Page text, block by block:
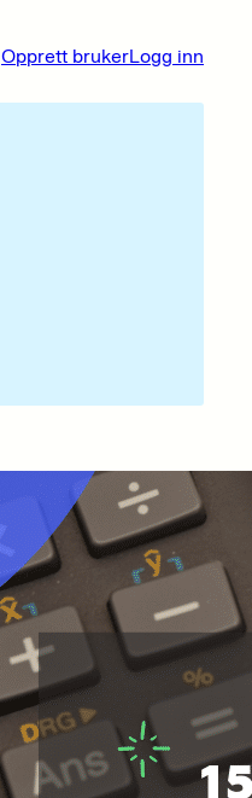
Opprett brukerLogg inn